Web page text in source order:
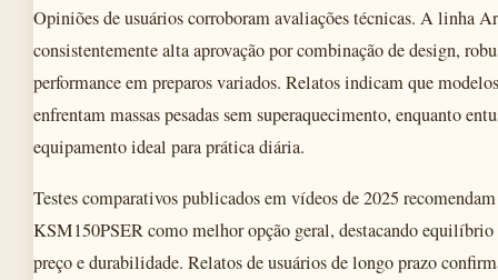
Opiniões de usuários corroboram avaliações técnicas. A linha
consistentemente alta aprovação por combinação de design,
performance em preparos variados. Relatos indicam que
enfrentam massas pesadas sem superaquecimento, enquanto
equipamento ideal para prática diária.
Testes comparativos publicados em vídeos de 2025
KSM150PSER como melhor opção geral, destacando
preço e durabilidade. Relatos de usuários de longo prazo